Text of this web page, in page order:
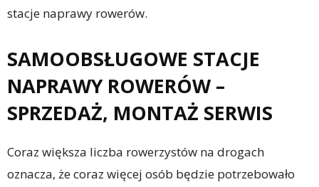
stacje naprawy rowerów.
SAMOOBSŁUGOWE STACJE
NAPRAWY ROWERÓW –
SPRZEDAŻ, MONTAŻ SERWIS
Coraz większa liczba rowerzystów na drogach
oznacza, że coraz więcej osób będzie potrzebowało